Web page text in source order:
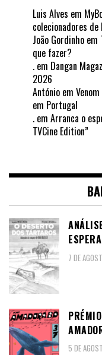
Luis Alves em
colecionadores de
João Gordinho em
que fazer?
. em Dangan
2026
António em
em Portugal
. em Arranca o
TVCine Edition”
7 DE
5 DE